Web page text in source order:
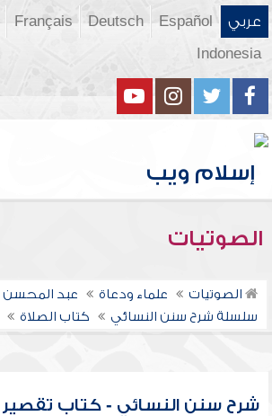
عربي Español
Deutsch
Français
Indonesia
الصوتيات
الصوتيات علماء ودعاة
عبد المحسن
سلسلة شرح سنن النسائي
كتاب الصلاة
شرح سنن النسائي - كتاب تقصير